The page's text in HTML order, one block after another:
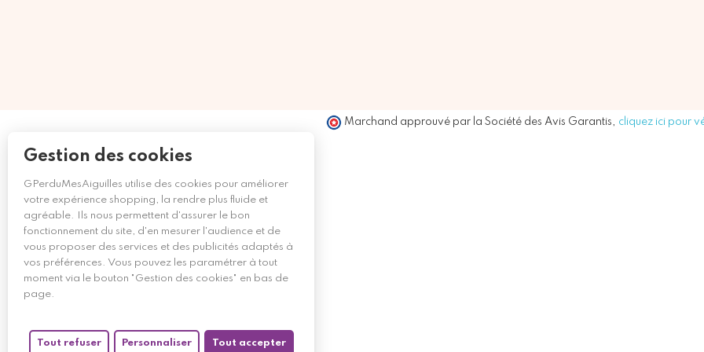
Gestion des cookies
GPerduMesAiguilles utilise des cookies pour améliorer
votre expérience shopping, la rendre plus fluide et
agréable. Ils nous permettent d'assurer le bon
fonctionnement du site, d'en mesurer l'audience et de
vous proposer des services et des publicités adaptés à
vos préférences. Vous pouvez les paramétrer à tout
moment via le bouton "Gestion des cookies" en bas de
page.
Tout accepter
Tout refuser Personnaliser
Marchand approuvé par la Société des Avis Garantis, cliquez ici pour